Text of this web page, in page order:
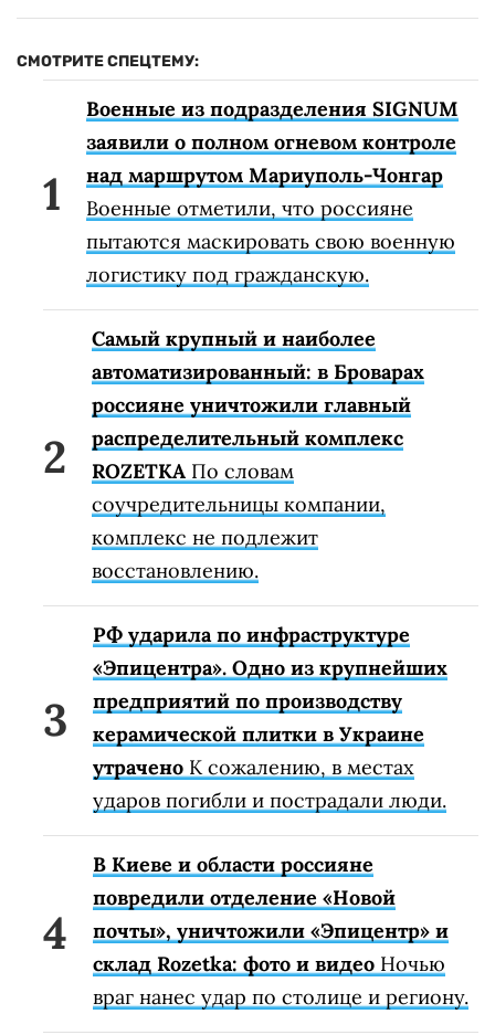
СМОТРИТЕ СПЕЦТЕМУ:
Военные из подразделения SIGNUM
заявили о полном огневом контроле
над маршрутом Мариуполь-Чонгар
Военные отметили, что россияне
пытаются маскировать свою военную
логистику под гражданскую.
Самый крупный и наиболее
автоматизированный: в Броварах
россияне уничтожили главный
распределительный комплекс
ROZETKA По словам
соучредительницы компании,
комплекс не подлежит
восстановлению.
РФ ударила по инфраструктуре
«Эпицентра». Одно из крупнейших
предприятий по производству
керамической плитки в Украине
утрачено К сожалению, в местах
ударов погибли и пострадали люди.
В Киеве и области россияне
повредили отделение «Новой
почты», уничтожили «Эпицентр» и
склад Rozetka: фото и видео Ночью
враг нанес удар по столице и региону.